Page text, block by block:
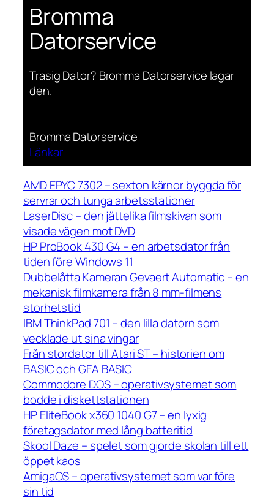
Bromma
Datorservice
Trasig Dator? Bromma Datorservice lagar
den.
Bromma Datorservice
Länkar
AMD EPYC 7302 – sexton kärnor byggda för
servrar och tunga arbetsstationer
LaserDisc – den jättelika filmskivan som
visade vägen mot DVD
HP ProBook 430 G4 – en arbetsdator från
tiden före Windows 11
Dubbelåtta Kameran Gevaert Automatic – en
mekanisk filmkamera från 8 mm-filmens
storhetstid
IBM ThinkPad 701 – den lilla datorn som
vecklade ut sina vingar
Från stordator till Atari ST – historien om
BASIC och GFA BASIC
Commodore DOS – operativsystemet som
bodde i diskettstationen
HP EliteBook x360 1040 G7 – en lyxig
företagsdator med lång batteritid
Skool Daze – spelet som gjorde skolan till ett
öppet kaos
AmigaOS – operativsystemet som var före
sin tid